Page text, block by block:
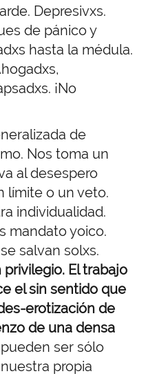
Depresivxs.
de pánico y
hasta la médula.
¡No
de
Nos toma un
al desespero
límite o un veto.
individualidad.
mandato yoico.
salvan solxs.
El trabajo
el sin sentido que
erotización de
de una densa
ser sólo
propia